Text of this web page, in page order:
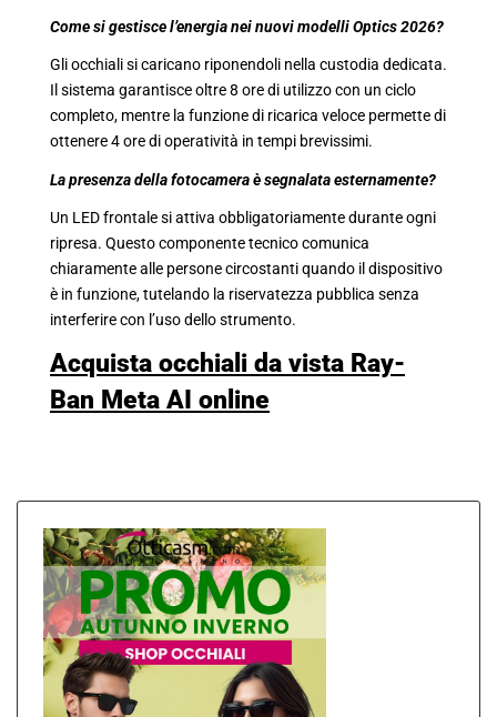
Come si gestisce l’energia nei nuovi modelli Optics 2026?
Gli occhiali si caricano riponendoli nella custodia dedicata.
Il sistema garantisce oltre 8 ore di utilizzo con un ciclo
completo, mentre la funzione di ricarica veloce permette di
ottenere 4 ore di operatività in tempi brevissimi.
La presenza della fotocamera è segnalata esternamente?
Un LED frontale si attiva obbligatoriamente durante ogni
ripresa. Questo componente tecnico comunica
chiaramente alle persone circostanti quando il dispositivo
è in funzione, tutelando la riservatezza pubblica senza
interferire con l’uso dello strumento.
Acquista occhiali da vista Ray-
Ban Meta AI online